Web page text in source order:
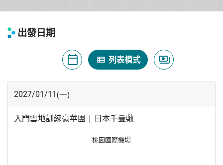
出發日期
calendar_today
月曆模式
view_list
列表模式 payments
價格模式
2027/01/11 (一)
入門雪地訓練豪華團 | 日本千疊敷
桃園國際機場